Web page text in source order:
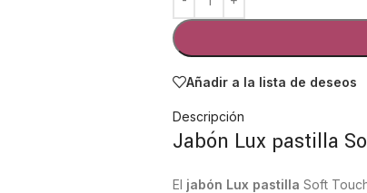
Añadir a la lista de deseos
Descripción
Jabón Lux pastilla
El jabón Lux pastilla Soft